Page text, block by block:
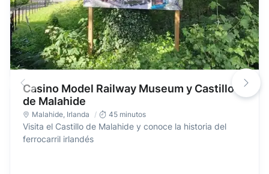
Casino Model Railway Museum y Castillo
de Malahide
Malahide, Irlanda 45 minutos
Visita el Castillo de Malahide y conoce la historia del
ferrocarril irlandés